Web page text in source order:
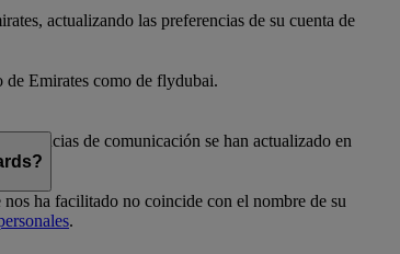
actualizando las preferencias de su cuenta de
de Emirates como de flydubai.
de comunicación se han actualizado en
ha facilitado no coincide con el nombre de su
.